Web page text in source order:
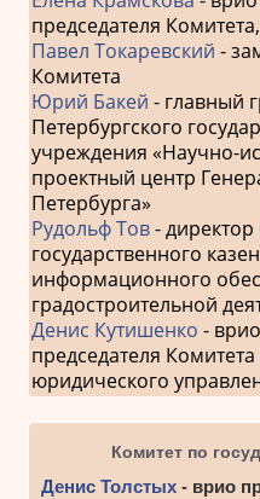
председателя
Павел Токаревский -
Комитета
Юрий Бакей - главный
Петербургского
учреждения «Научно-
проектный центр
Петербурга»
Рудольф Тов- директор
государственного
информационного
градостроительной
Денис Кутишенко -
председателя
юридического
Комитет по
Денис Толстых- врио